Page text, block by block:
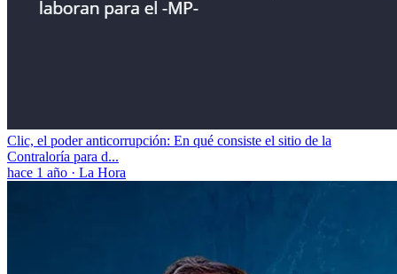
Clic, el poder anticorrupción: En qué consiste el sitio de la
Contraloría para d...
hace 1 año · La Hora